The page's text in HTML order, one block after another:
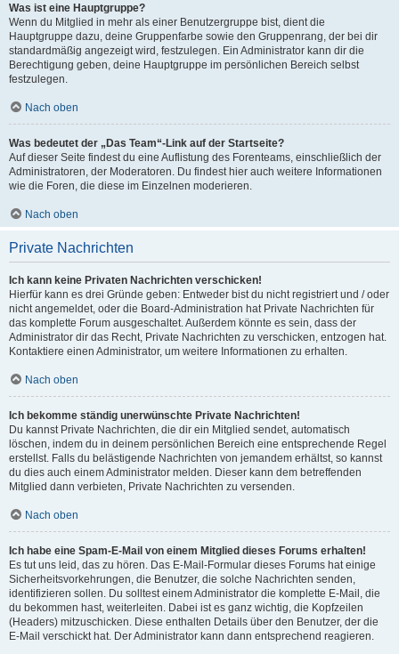
Was ist eine Hauptgruppe?
Wenn du Mitglied in mehr als einer Benutzergruppe bist, dient die
Hauptgruppe dazu, deine Gruppenfarbe sowie den Gruppenrang, der bei dir
standardmäßig angezeigt wird, festzulegen. Ein Administrator kann dir die
Berechtigung geben, deine Hauptgruppe im persönlichen Bereich selbst
festzulegen.
Nach oben
Was bedeutet der „Das Team“-Link auf der Startseite?
Auf dieser Seite findest du eine Auflistung des Forenteams, einschließlich der
Administratoren, der Moderatoren. Du findest hier auch weitere Informationen
wie die Foren, die diese im Einzelnen moderieren.
Nach oben
Private Nachrichten
Ich kann keine Privaten Nachrichten verschicken!
Hierfür kann es drei Gründe geben: Entweder bist du nicht registriert und / oder
nicht angemeldet, oder die Board-Administration hat Private Nachrichten für
das komplette Forum ausgeschaltet. Außerdem könnte es sein, dass der
Administrator dir das Recht, Private Nachrichten zu verschicken, entzogen hat.
Kontaktiere einen Administrator, um weitere Informationen zu erhalten.
Nach oben
Ich bekomme ständig unerwünschte Private Nachrichten!
Du kannst Private Nachrichten, die dir ein Mitglied sendet, automatisch
löschen, indem du in deinem persönlichen Bereich eine entsprechende Regel
erstellst. Falls du belästigende Nachrichten von jemandem erhältst, so kannst
du dies auch einem Administrator melden. Dieser kann dem betreffenden
Mitglied dann verbieten, Private Nachrichten zu versenden.
Nach oben
Ich habe eine Spam-E-Mail von einem Mitglied dieses Forums erhalten!
Es tut uns leid, das zu hören. Das E-Mail-Formular dieses Forums hat einige
Sicherheitsvorkehrungen, die Benutzer, die solche Nachrichten senden,
identifizieren sollen. Du solltest einem Administrator die komplette E-Mail, die
du bekommen hast, weiterleiten. Dabei ist es ganz wichtig, die Kopfzeilen
(Headers) mitzuschicken. Diese enthalten Details über den Benutzer, der die
E-Mail verschickt hat. Der Administrator kann dann entsprechend reagieren.